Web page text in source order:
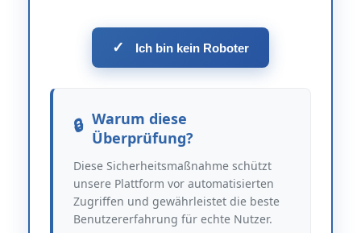
✓ Ich bin kein Roboter
Warum diese
Überprüfung?
Diese Sicherheitsmaßnahme schützt
unsere Plattform vor automatisierten
Zugriffen und gewährleistet die beste
Benutzererfahrung für echte Nutzer.